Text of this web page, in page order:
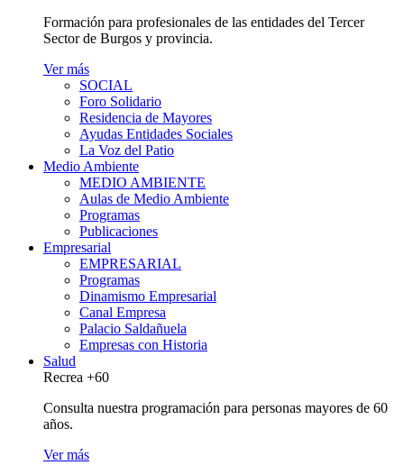
Formación para profesionales de las entidades del Tercer
Sector de Burgos y provincia.
Ver más
SOCIAL
Foro Solidario
Residencia de Mayores
Ayudas Entidades Sociales
La Voz del Patio
Medio Ambiente
MEDIO AMBIENTE
Aulas de Medio Ambiente
Programas
Publicaciones
Empresarial
EMPRESARIAL
Programas
Dinamismo Empresarial
Canal Empresa
Palacio Saldañuela
Empresas con Historia
Salud
Recrea +60
Consulta nuestra programación para personas mayores de 60
años.
Ver más